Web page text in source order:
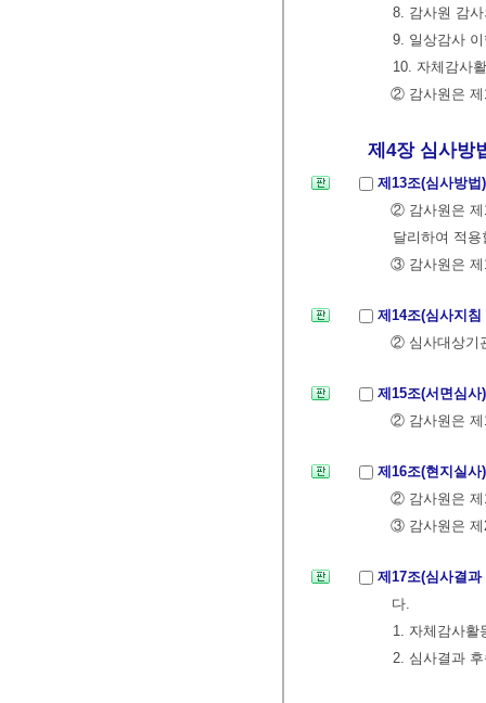
8. 감사원 감
9. 일상감사
10. 자체감사
② 감사원은 제
제4장 심사방
제13조(심사방
② 감사원은 제
달리하여 적
③ 감사원은 제
제14조(심사지
② 심사대상기
제15조(서면심
② 감사원은 제
제16조(현지실
② 감사원은 제
③ 감사원은 제
제17조(심사결
다.
1. 자체감사활
2. 심사결과